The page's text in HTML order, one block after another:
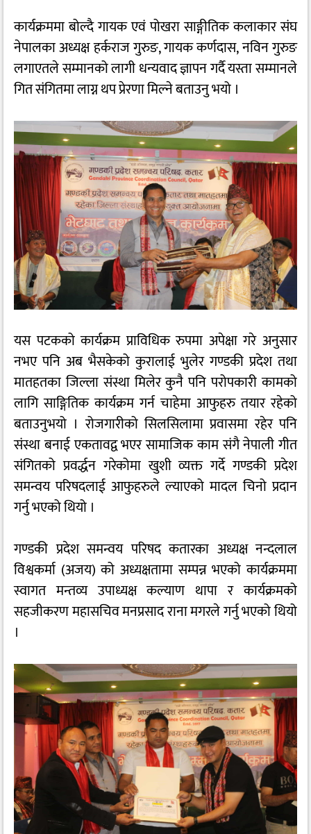
कार्यक्रममा बोल्दै गायक एवं पोखरा साङ्गीतिक कलाकार संघ
नेपालका अध्यक्ष हर्कराज गुरुङ, गायक कर्णदास, नविन गुरुङ
लगाएतले सम्मानको लागी धन्यवाद ज्ञापन गर्दै यस्ता सम्मानले
गित संगितमा लाग्न थप प्रेरणा मिल्ने बताउनु भयो ।
यस पटकको कार्यक्रम प्राविधिक रुपमा अपेक्षा गरे अनुसार
नभए पनि अब भैसकेको कुरालाई भुलेर गण्डकी प्रदेश तथा
मातहतका जिल्ला संस्था मिलेर कुनै पनि परोपकारी कामको
लागि साङ्गितिक कार्यक्रम गर्न चाहेमा आफुहरु तयार रहेको
बताउनुभयो । रोजगारीको सिलसिलामा प्रवासमा रहेर पनि
संस्था बनाई एकतावद्व भएर सामाजिक काम संगै नेपाली गीत
संगितको प्रवर्द्धन गरेकोमा खुशी व्यक्त गर्दे गण्डकी प्रदेश
समन्वय परिषदलाई आफुहरुले ल्याएको मादल चिनो प्रदान
गर्नु भएको थियो ।
गण्डकी प्रदेश समन्वय परिषद कतारका अध्यक्ष नन्दलाल
विश्वकर्मा (अजय) को अध्यक्षतामा सम्पन्न भएको कार्यक्रममा
स्वागत मन्तव्य उपाध्यक्ष कल्याण थापा र कार्यक्रमको
सहजीकरण महासचिव मनप्रसाद राना मगरले गर्नु भएको थियो
।